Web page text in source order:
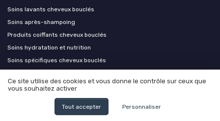
Soins lavants cheveux bouclés
Soins après-shampoing
Produits coiffants cheveux bouclés
Soins hydratation et nutrition
Soins spécifiques cheveux bouclés
Produit pour cheveux ondulés : guide complet pour des boucles
Ce site utilise des cookies et vous donne le contrôle sur ceux que
vous souhaitez activer
Tout accepter Personnaliser